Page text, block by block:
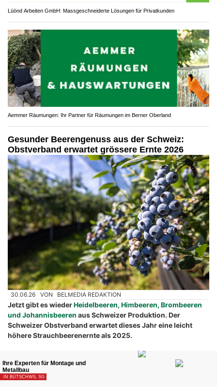
Lüönd Arbeiten GmbH: Massgeschneiderte Lösungen für Privatkunden
Aemmer Räumungen: Ihr Partner für Räumungen im Berner Oberland
Gesunder Beerengenuss aus der Schweiz:
Obstverband erwartet grössere Ernte 2026
30.06.26 VON BELMEDIA REDAKTION
Jetzt gibt es wiederHeidelbeeren, Himbeeren, Brombeeren
und Johannisbeeren aus Schweizer Produktion. Der
Schweizer Obstverband erwartet dieses Jahr eine leicht
höhere Strauchbeerenernte als 2025.
Der Schweizer Obstverband rechnet mit einer erfreulichen
Schweizer Strauchbeerenernte: 2'411 Tonnen Himbeeren, 923
Tonnen Heidelbeeren, 506 Tonnen Brombeeren und 303